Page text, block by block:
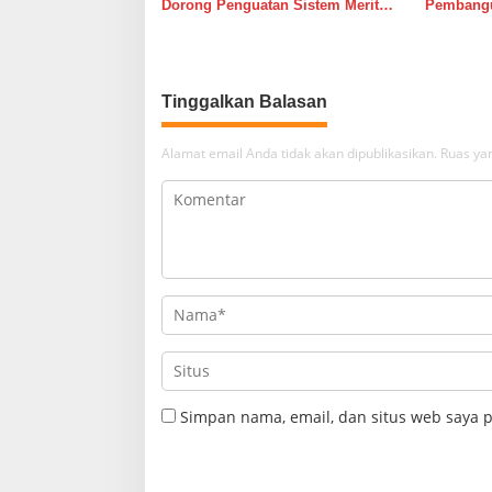
Dorong Penguatan Sistem Merit
Tinggalkan Balasan
Alamat email Anda tidak akan dipublikasikan. Ruas
Simpan nama, email, dan situs web